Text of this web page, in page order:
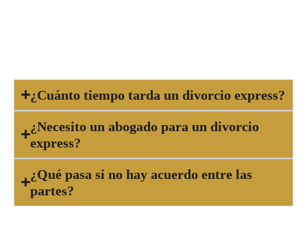
¿Cuánto tiempo tarda un divorcio express?
¿Necesito un abogado para un divorcio
express?
¿Qué pasa si no hay acuerdo entre las
partes?